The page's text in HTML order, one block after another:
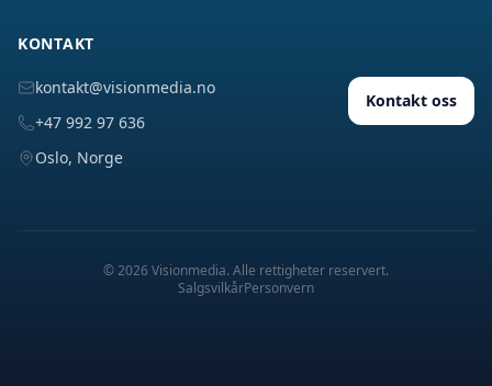
KONTAKT
kontakt@visionmedia.no
+47 992 97 636
Oslo, Norge
Kontakt oss
©2026 Visionmedia. Alle rettigheter reservert.
SalgsvilkårPersonvern